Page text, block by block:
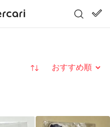
並び替え